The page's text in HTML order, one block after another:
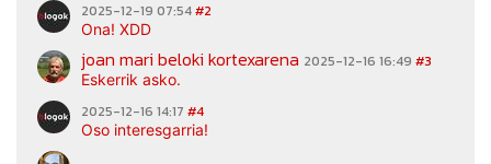
2025-12-19 07:54#2
Ona! XDD
joan mari beloki kortexarena 2025-12-16 16:49 #3
Eskerrik asko.
2025-12-16 14:17 #4
Oso interesgarria!